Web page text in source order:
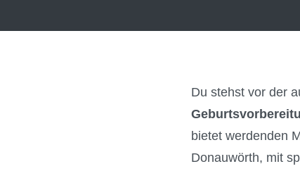
Du stehst vor der
bietet werdenden
Donauwörth, mit